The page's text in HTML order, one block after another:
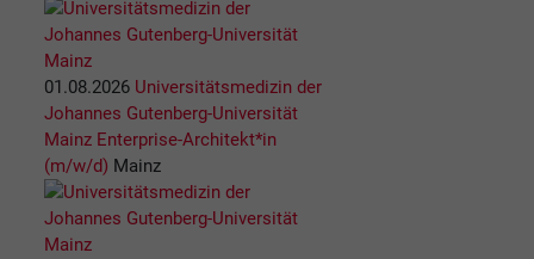
01.08.2026 Universitätsmedizin der
Johannes Gutenberg-Universität
Mainz Enterprise-Architekt*in
(m/w/d) Mainz